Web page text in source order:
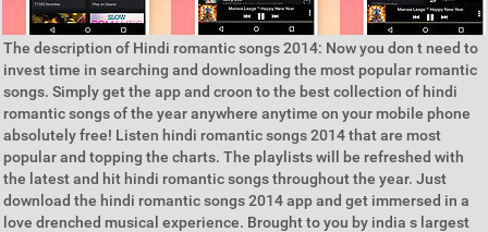
The description of Hindi romantic songs 2014: Now you don t need to
invest time in searching and downloading the most popular romantic
songs. Simply get the app and croon to the best collection of hindi
romantic songs of the year anywhere anytime on your mobile phone
absolutely free! Listen hindi romantic songs 2014 that are most
popular and topping the charts. The playlists will be refreshed with
the latest and hit hindi romantic songs throughout the year. Just
download the hindi romantic songs 2014 app and get immersed in a
love drenched musical experience. Brought to you by india s largest